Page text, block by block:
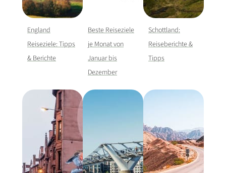
England
Reiseziele: Tipps
& Berichte
Beste Reiseziele
je Monat von
Januar bis
Dezember
Schottland:
Reiseberichte &
Tipps